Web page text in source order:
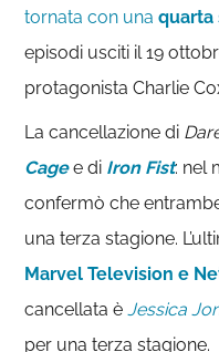
tornata con unaquarta
episodi usciti il 19
protagonista Charlie
La cancellazione di
Cagee di Iron Fist: nel
confermò che
una terza stagione.
Marvel Television e
cancellata èJessica
per una terza stagione.